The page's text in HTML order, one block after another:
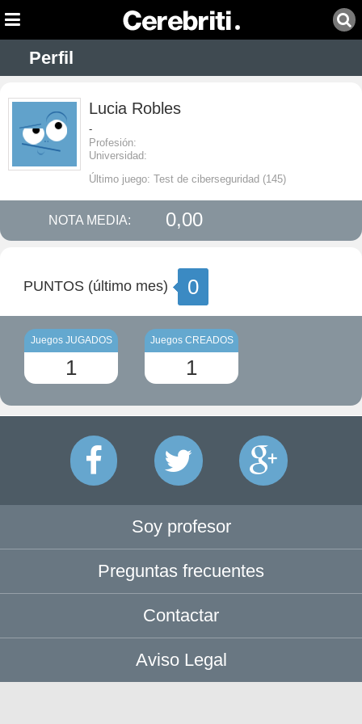
Perfil
Lucia Robles
-
Profesión:
Universidad:
Último juego: Test de ciberseguridad (145)
NOTA MEDIA: 0,00
PUNTOS (último mes) 0
Juegos JUGADOS
1
Juegos CREADOS
1
Soy profesor
Preguntas frecuentes
Contactar
Aviso Legal